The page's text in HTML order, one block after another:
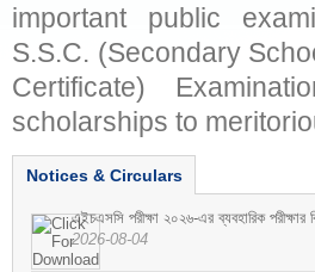
important public
S.S.C. (Secondary
Certificate)
scholarships to
Notices & Circulars
এইচএসসি পরীক্ষা ২০২৬-এর ব্যবহারিক পরীক্ষার
2026-08-04